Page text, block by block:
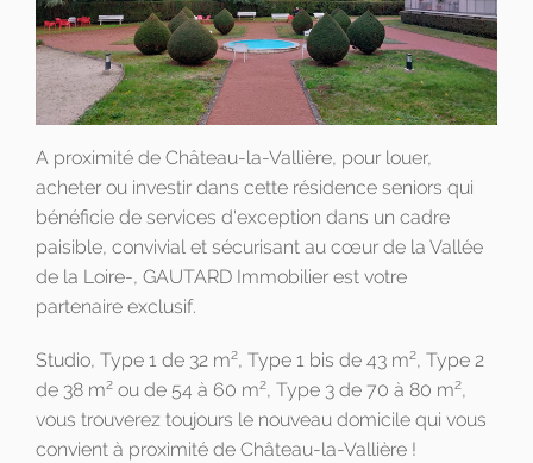
A proximité de Château-la-Vallière, pour louer,
acheter ou investir dans cette résidence seniors qui
bénéficie de services d'exception dans un cadre
paisible, convivial et sécurisant au cœur de la Vallée
de la Loire-, GAUTARD Immobilier est votre
partenaire exclusif.
Studio, Type 1 de 32 m2, Type 1 bis de 43 m2, Type 2
de 38 m2 ou de 54 à 60 m2, Type 3 de 70 à 80 m2,
vous trouverez toujours le nouveau domicile qui vous
convient à proximité de Château-la-Vallière !